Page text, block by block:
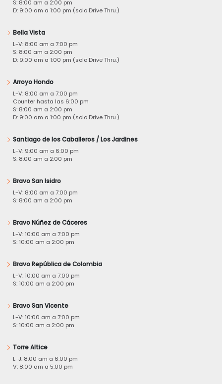
S: 8:00 am a 2:00 pm
D: 9:00 am a 1:00 pm (solo Drive Thru.)
Bella Vista
L-V: 8:00 am a 7:00 pm
S: 8:00 am a 2:00 pm
D: 9:00 am a 1:00 pm (solo Drive Thru.)
Arroyo Hondo
L-V: 8:00 am a 7:00 pm
Counter hasta las 6:00 pm
S: 8:00 am a 2:00 pm
D: 9:00 am a 1:00 pm (solo Drive Thru.)
Santiago de los Caballeros / Los Jardines
L-V: 9:00 am a 6:00 pm
S: 8:00 am a 2:00 pm
Bravo San Isidro
L-V: 8:00 am a 7:00 pm
S: 8:00 am a 2:00 pm
Bravo Núñez de Cáceres
L-V: 10:00 am a 7:00 pm
S: 10:00 am a 2:00 pm
Bravo República de Colombia
L-V: 10:00 am a 7:00 pm
S: 10:00 am a 2:00 pm
Bravo San Vicente
L-V: 10:00 am a 7:00 pm
S: 10:00 am a 2:00 pm
Torre Altice
L-J: 8:00 am a 6:00 pm
V: 8:00 am a 5:00 pm